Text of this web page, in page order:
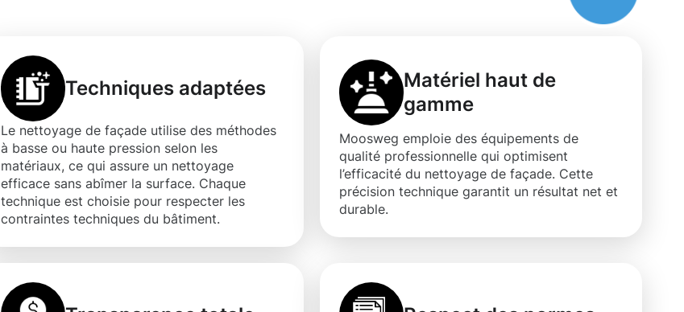
Techniques adaptées
Le nettoyage de façade utilise des méthodes
à basse ou haute pression selon les
matériaux, ce qui assure un nettoyage
efficace sans abîmer la surface. Chaque
technique est choisie pour respecter les
contraintes techniques du bâtiment.
Matériel haut de
gamme
Moosweg emploie des équipements de
qualité professionnelle qui optimisent
l’efficacité du nettoyage de façade. Cette
précision technique garantit un résultat net et
durable.